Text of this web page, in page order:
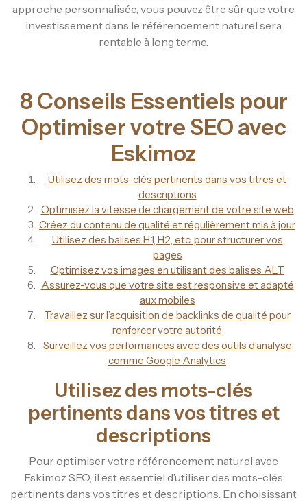
approche personnalisée, vous pouvez être sûr que votre
investissement dans le référencement naturel sera
rentable à long terme.
8 Conseils Essentiels pour
Optimiser votre SEO avec
Eskimoz
Utilisez des mots-clés pertinents dans vos titres et
descriptions
Optimisez la vitesse de chargement de votre site web
Créez du contenu de qualité et régulièrement mis à jour
Utilisez des balises H1, H2, etc. pour structurer vos
pages
Optimisez vos images en utilisant des balises ALT
Assurez-vous que votre site est responsive et adapté
aux mobiles
Travaillez sur l’acquisition de backlinks de qualité pour
renforcer votre autorité
Surveillez vos performances avec des outils d’analyse
comme Google Analytics
Utilisez des mots-clés
pertinents dans vos titres et
descriptions
Pour optimiser votre référencement naturel avec
Eskimoz SEO, il est essentiel d’utiliser des mots-clés
pertinents dans vos titres et descriptions. En choisissant